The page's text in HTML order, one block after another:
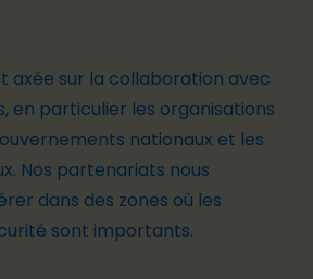
axée sur la collaboration avec
en particulier les organisations
nationaux et les
Nos partenariats nous
dans des zones où les
sont importants.